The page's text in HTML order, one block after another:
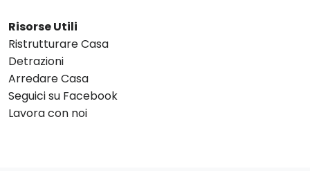
Risorse Utili
Ristrutturare Casa
Detrazioni
Arredare Casa
Seguici su Facebook
Lavora con noi